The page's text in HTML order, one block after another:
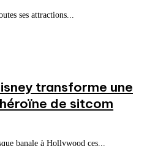
ses attractions...
transforme une
de sitcom
banale à Hollywood ces...